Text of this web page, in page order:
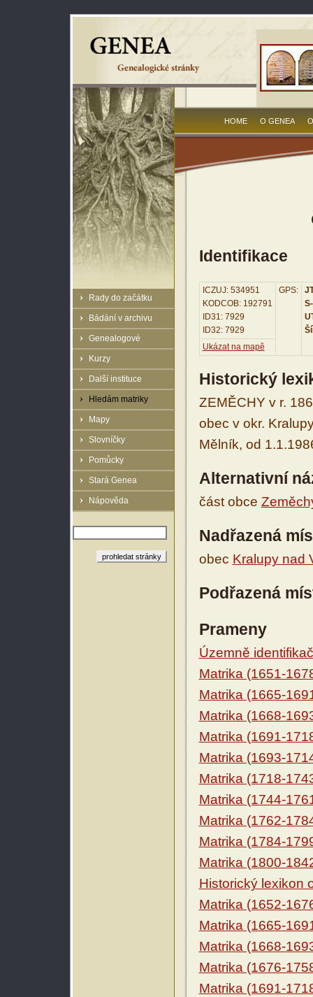
Rady do začátku
Bádání v archivu
Genealogové
Kurzy
Další instituce
Hledám matriky
Mapy
Slovníčky
Pomůcky
Stará Genea
Nápověda
HOME O GENEA
Identifikace
ICZUJ: 534951
KODCOB: 192791
ID31: 7929
ID32: 7929
GPS:
Ukázat na mapě
Historický
ZEMĚCHY v r.
obec v okr.
Mělník, od
Alternativní
část obce
Nadřazená
obec Kralupy nad
Podřazená
Prameny
Územně
Matrika (1651-
Matrika (1665-
Matrika (1668-
Matrika (1691-
Matrika (1693-
Matrika (1718-
Matrika (1744-
Matrika (1762-
Matrika (1784-
Matrika (1800-
Historický lexikon
Matrika (1652-
Matrika (1665-
Matrika (1668-
Matrika (1676-
Matrika (1691-